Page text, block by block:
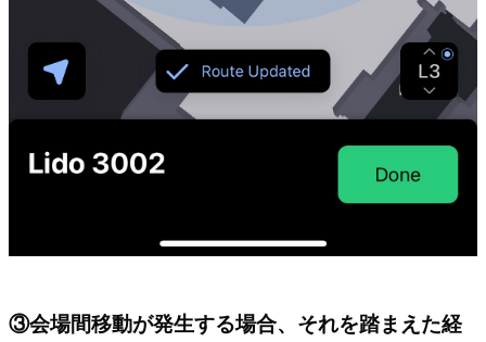
③会場間移動が発生する場合、それを踏まえた経